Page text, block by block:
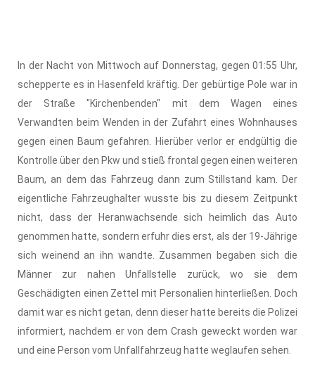
In der Nacht von Mittwoch auf Donnerstag, gegen 01:55 Uhr,
schepperte es in Hasenfeld kräftig. Der gebürtige Pole war in
der Straße "Kirchenbenden" mit dem Wagen eines
Verwandten beim Wenden in der Zufahrt eines Wohnhauses
gegen einen Baum gefahren. Hierüber verlor er endgültig die
Kontrolle über den Pkw und stieß frontal gegen einen weiteren
Baum, an dem das Fahrzeug dann zum Stillstand kam. Der
eigentliche Fahrzeughalter wusste bis zu diesem Zeitpunkt
nicht, dass der Heranwachsende sich heimlich das Auto
genommen hatte, sondern erfuhr dies erst, als der 19-Jährige
sich weinend an ihn wandte. Zusammen begaben sich die
Männer zur nahen Unfallstelle zurück, wo sie dem
Geschädigten einen Zettel mit Personalien hinterließen. Doch
damit war es nicht getan, denn dieser hatte bereits die Polizei
informiert, nachdem er von dem Crash geweckt worden war
und eine Person vom Unfallfahrzeug hatte weglaufen sehen.